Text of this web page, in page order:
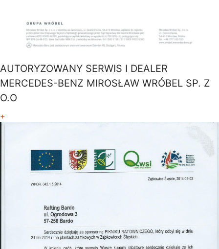
AUTORYZOWANY SERWIS I DEALER
MERCEDES-BENZ MIROSŁAW WRÓBEL SP. Z
O.O
+